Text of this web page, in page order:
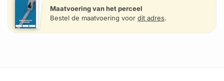
Maatvoering van het perceel
Bestel de maatvoering voor dit adres.